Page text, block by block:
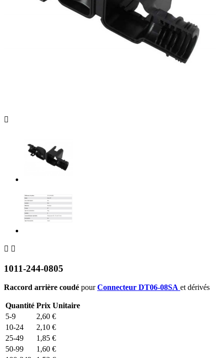

 
1011-244-0805
Raccord arrière coudé pourConnecteur DT06-08SA et dérivés
Quantité Prix Unitaire
5-9
2,60 €
10-24
2,10 €
25-49
1,85 €
50-99
1,60 €